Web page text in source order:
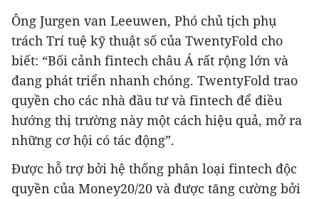
Ông Jurgen van Leeuwen, Phó chủ tịch phụ
trách Trí tuệ kỹ thuật số của TwentyFold cho
biết: “Bối cảnh fintech châu Á rất rộng lớn và
đang phát triển nhanh chóng. TwentyFold trao
quyền cho các nhà đầu tư và fintech để điều
hướng thị trường này một cách hiệu quả, mở ra
những cơ hội có tác động”.
Được hỗ trợ bởi hệ thống phân loại fintech độc
quyền của Money20/20 và được tăng cường bởi